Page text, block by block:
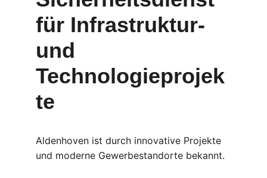
für Infrastruktur-
und
Technologieprojek
te
Aldenhoven ist durch innovative Projekte
und moderne Gewerbestandorte bekannt.